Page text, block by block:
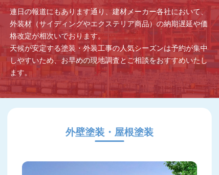
連日の報道にもあります通り、建材メーカー各社において、
外装材（サイディングやエクステリア商品）の納期遅延や価
格改定が相次いでおります。
天候が安定する塗装・外装工事の人気シーズンは予約が集中
しやすいため、お早めの現地調査とご相談をおすすめいたし
ます。
外壁塗装・屋根塗装